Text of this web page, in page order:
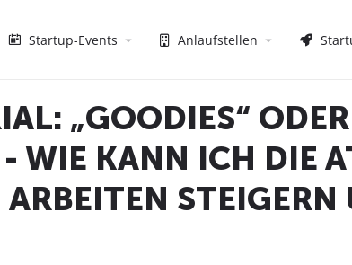
Startup-Events Anlaufstellen
„GOODIES“
WIE KANN ICH DIE
ARBEITEN